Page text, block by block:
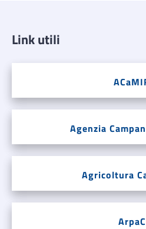
Link utili
Agenzia
Agricoltura
ArpaC